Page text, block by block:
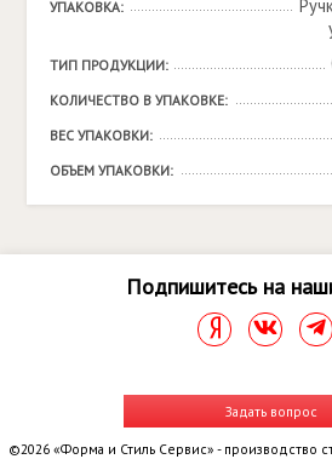
УПАКОВКА:
ТИП ПРОДУКЦИИ:
КОЛИЧЕСТВО В УПАКОВКЕ:
ВЕС УПАКОВКИ:
ОБЪЕМ УПАКОВКИ:
Подпишитесь на
Задать вопрос
©2026 «Форма и Стиль Сервис» - производство